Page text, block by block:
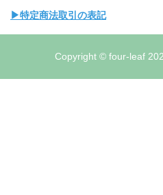
▶特定商法取引の表記
Copyright © four-leaf